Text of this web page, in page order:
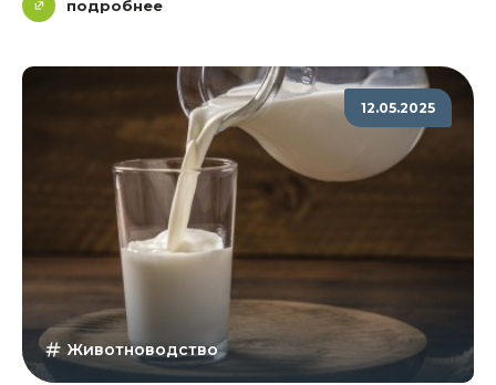
подробнее
12.05.2025
Животноводство